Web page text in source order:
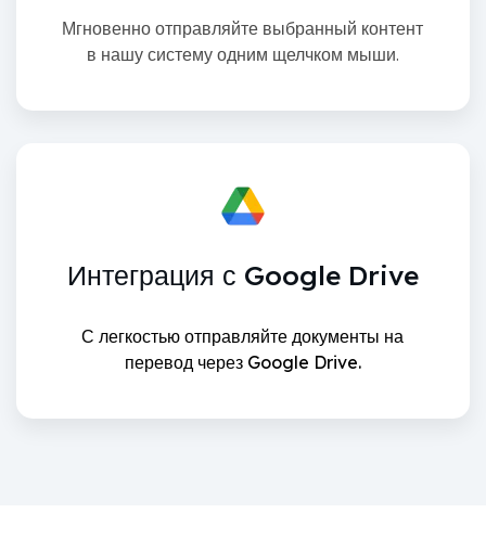
Мгновенно отправляйте выбранный контент
в нашу систему одним щелчком мыши.
Интеграция с Google Drive
С легкостью отправляйте документы на
перевод через Google Drive.